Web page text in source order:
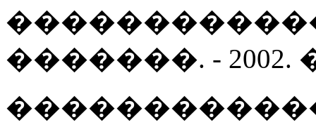
�������. - 2002. �